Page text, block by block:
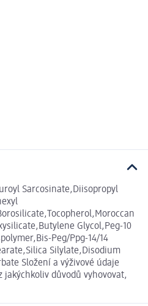
Sarcosinate,Diisopropyl
Glycol,Peg-10
Peg/Ppg-14/14
Silylate,Disodium
Složení a výživové údaje
důvodů vyhovovat,